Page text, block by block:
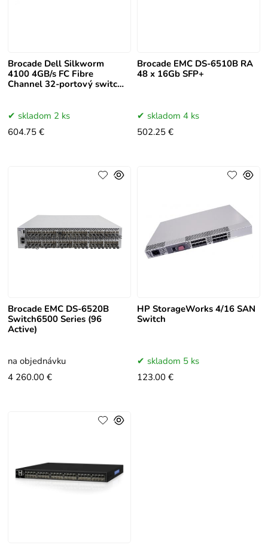
Brocade Dell Silkworm
4100 4GB/s FC Fibre
Channel 32-portový switch
skladom 2 ks
604.75 €
Brocade EMC DS-6510B RA
48 x 16Gb SFP+
skladom 4 ks
502.25 €
Brocade EMC DS-6520B
Switch6500 Series (96
Active)
na objednávku
4 260.00 €
HP StorageWorks 4/16 SAN
Switch
skladom 5 ks
123.00 €